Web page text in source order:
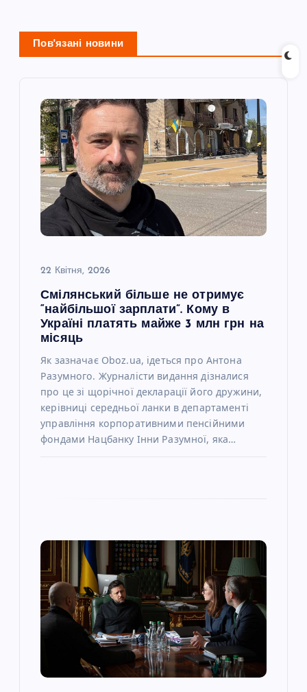
ц
Пов'язані новини
22 Квітня, 2026
Смілянський більше не отримує
“найбільшої зарплати”. Кому в
Україні платять майже 3 млн грн на
місяць
Як зазначає Oboz.ua, ідеться про Антона
Разумного. Журналісти видання дізналися
про це зі щорічної декларації його дружини,
керівниці середньої ланки в департаменті
управління корпоративними пенсійними
фондами Нацбанку Інни Разумної, яка…